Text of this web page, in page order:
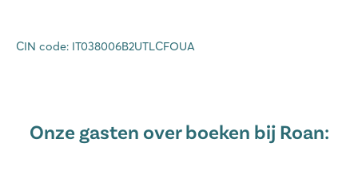
CIN code: IT038006B2UTLCFOUA
Onze gasten over boeken bij Roan: